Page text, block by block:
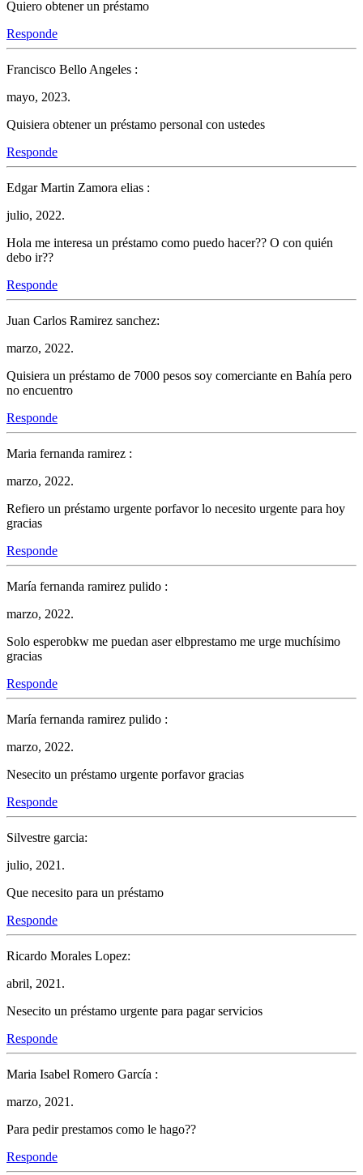
Quiero obtener un préstamo
Responde
Francisco Bello Angeles :
mayo, 2023.
Quisiera obtener un préstamo personal con ustedes
Responde
Edgar Martin Zamora elias :
julio, 2022.
Hola me interesa un préstamo como puedo hacer?? O con quién
debo ir??
Responde
Juan Carlos Ramirez sanchez:
marzo, 2022.
Quisiera un préstamo de 7000 pesos soy comerciante en Bahía pero
no encuentro
Responde
Maria fernanda ramirez :
marzo, 2022.
Refiero un préstamo urgente porfavor lo necesito urgente para hoy
gracias
Responde
María fernanda ramirez pulido :
marzo, 2022.
Solo esperobkw me puedan aser elbprestamo me urge muchísimo
gracias
Responde
María fernanda ramirez pulido :
marzo, 2022.
Nesecito un préstamo urgente porfavor gracias
Responde
Silvestre garcia:
julio, 2021.
Que necesito para un préstamo
Responde
Ricardo Morales Lopez:
abril, 2021.
Nesecito un préstamo urgente para pagar servicios
Responde
Maria Isabel Romero García :
marzo, 2021.
Para pedir prestamos como le hago??
Responde